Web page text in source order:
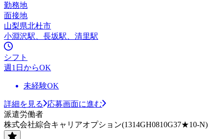
勤務地
面接地
山梨県北杜市
小淵沢駅、長坂駅、清里駅
シフト
週1日からOK
未経験OK
詳細を見る
応募画面に進む
派遣労働者
株式会社綜合キャリアオプション(1314GH0810G37★10-N)